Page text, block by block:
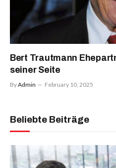
Bert Trautmann
seiner Seite
ByAdmin February 10, 2025
Beliebte Beiträge